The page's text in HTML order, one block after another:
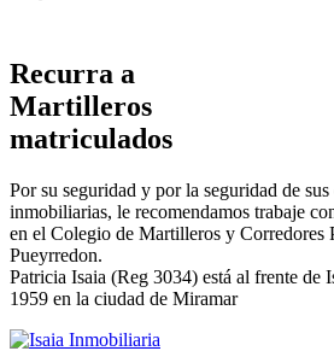
Recurra a
Martilleros
matriculados
Por su seguridad y por la seguridad de sus
inmobiliarias, le recomendamos trabaje
en el Colegio de Martilleros y Corredores
Pueyrredon.
Patricia Isaia (Reg 3034) está al frente de
1959 en la ciudad de Miramar